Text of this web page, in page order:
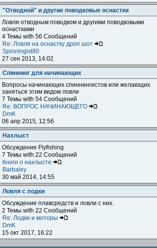
"Отводной" и другие поводковые оснастки
Ловля отводным поводком и другими поводковыми
оснастками
4 Темы with 56 Сообщений
Re: Ловля на оснастку дроп шот
Spinningist90
27 сен 2013, 14:02
Спиннинг для начинающих
Вопросы начинающих спиннингистов или желающих
заняться этим видом ловли
7 Темы with 54 Сообщений
Re: ВОПРОС НАЧИНАЮЩЕГО
DmK
06 апр 2015, 12:56
Нахлыст
Обсуждение Flyfishing
7 Темы with 22 Сообщений
Книги о нахлысте
Barbaley
30 май 2014, 14:55
Ловля с лодки
Обсуждение плавсредств и ловли с них.
2 Темы with 22 Сообщений
Re: Лодки и моторы
DmK
15 окт 2017, 16:22